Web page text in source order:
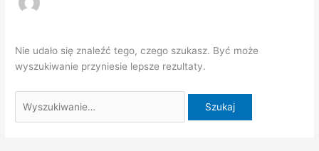
Nie udało się znaleźć tego, czego szukasz. Być może
wyszukiwanie przyniesie lepsze rezultaty.